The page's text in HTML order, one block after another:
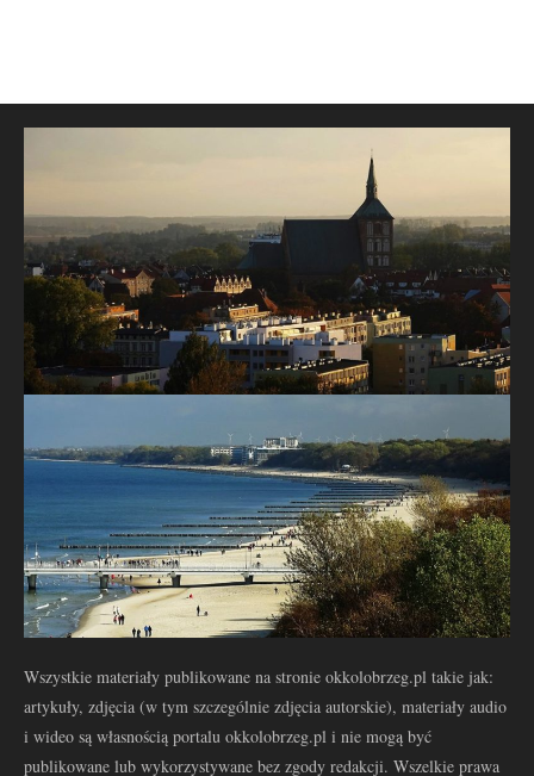
Wszystkie materiały publikowane na stronie okkolobrzeg.pl takie jak:
artykuły, zdjęcia (w tym szczególnie zdjęcia autorskie), materiały audio
i wideo są własnością portalu okkolobrzeg.pl i nie mogą być
publikowane lub wykorzystywane bez zgody redakcji. Wszelkie prawa